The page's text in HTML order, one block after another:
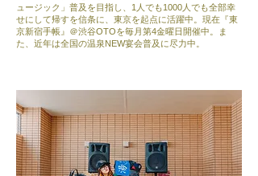
ュージック」普及を目指し、1人でも1000人でも全部幸
せにして帰すを信条に、東京を起点に活躍中。現在『東
京新宿手帳』＠渋谷OTOを毎月第4金曜日開催中。ま
た、近年は全国の温泉NEW宴会普及に尽力中。